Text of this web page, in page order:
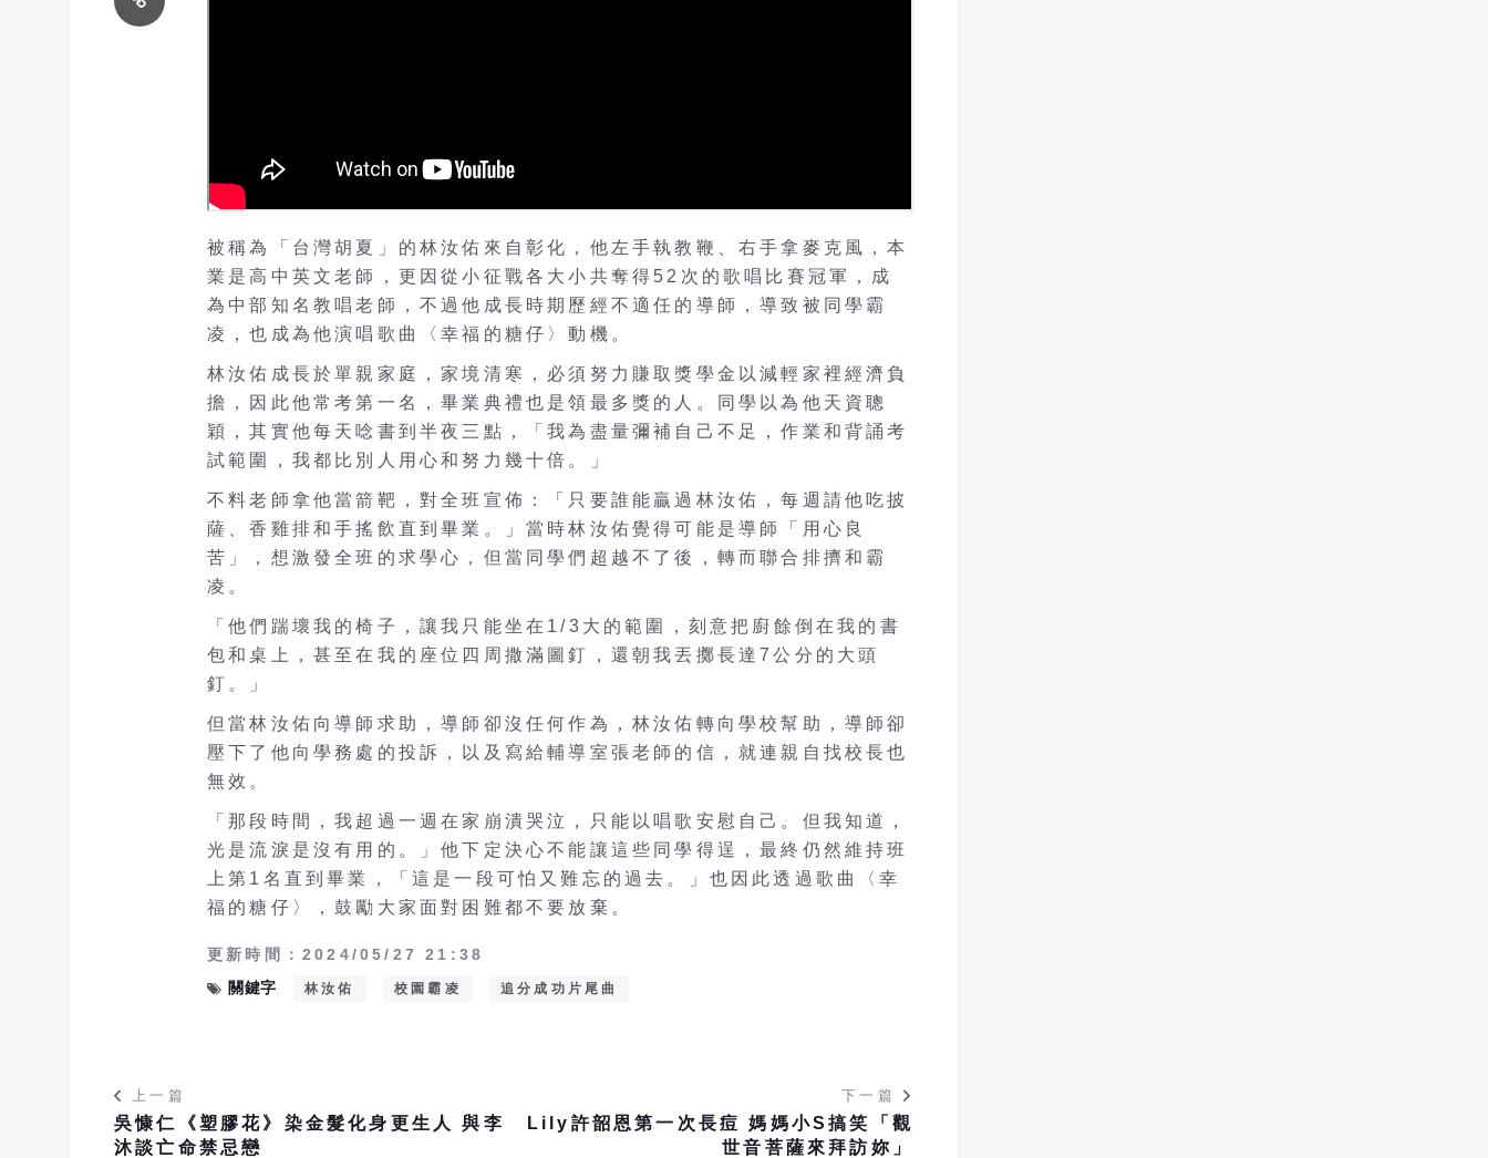
被稱為「台灣胡夏」的林汝佑來自彰化，他左手執教鞭、右手拿麥克風，本
業是高中英文老師，更因從小征戰各大小共奪得52次的歌唱比賽冠軍，成
為中部知名教唱老師，不過他成長時期歷經不適任的導師，導致被同學霸
凌，也成為他演唱歌曲〈幸福的糖仔〉動機。
林汝佑成長於單親家庭，家境清寒，必須努力賺取獎學金以減輕家裡經濟負
擔，因此他常考第一名，畢業典禮也是領最多獎的人。同學以為他天資聰
穎，其實他每天唸書到半夜三點，「我為盡量彌補自己不足，作業和背誦考
試範圍，我都比別人用心和努力幾十倍。」
不料老師拿他當箭靶，對全班宣佈：「只要誰能贏過林汝佑，每週請他吃披
薩、香雞排和手搖飲直到畢業。」當時林汝佑覺得可能是導師「用心良
苦」，想激發全班的求學心，但當同學們超越不了後，轉而聯合排擠和霸
凌。
「他們踹壞我的椅子，讓我只能坐在1/3大的範圍，刻意把廚餘倒在我的書
包和桌上，甚至在我的座位四周撒滿圖釘，還朝我丟擲長達7公分的大頭
釘。」
但當林汝佑向導師求助，導師卻沒任何作為，林汝佑轉向學校幫助，導師卻
壓下了他向學務處的投訴，以及寫給輔導室張老師的信，就連親自找校長也
無效。
「那段時間，我超過一週在家崩潰哭泣，只能以唱歌安慰自己。但我知道，
光是流淚是沒有用的。」他下定決心不能讓這些同學得逞，最終仍然維持班
上第1名直到畢業，「這是一段可怕又難忘的過去。」也因此透過歌曲〈幸
福的糖仔〉，鼓勵大家面對困難都不要放棄。
更新時間：2024/05/27 21:38
關鍵字
林汝佑 校園霸凌 追分成功片尾曲
上一篇
吳慷仁《塑膠花》染金髮化身更生人 與李
沐談亡命禁忌戀
下一篇
Lily許韶恩第一次長痘 媽媽小S搞笑「觀
世音菩薩來拜訪妳」